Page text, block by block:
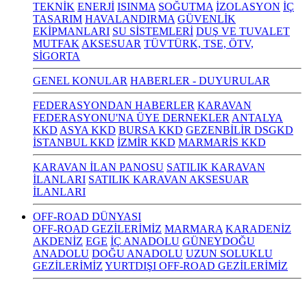
TEKNİK ENERJİ ISINMA SOĞUTMA İZOLASYON İÇ
TASARIM HAVALANDIRMA GÜVENLİK
EKİPMANLARI SU SİSTEMLERİ DUŞ VE TUVALET
MUTFAK AKSESUAR TÜVTÜRK, TSE, ÖTV,
SİGORTA
GENEL KONULAR HABERLER - DUYURULAR
FEDERASYONDAN HABERLER KARAVAN
FEDERASYONU'NA ÜYE DERNEKLER ANTALYA
KKD ASYA KKD BURSA KKD GEZENBİLİR DSGKD
İSTANBUL KKD İZMİR KKD MARMARİS KKD
KARAVAN İLAN PANOSU SATILIK KARAVAN
İLANLARI SATILIK KARAVAN AKSESUAR
İLANLARI
OFF-ROAD DÜNYASI
OFF-ROAD GEZİLERİMİZ MARMARA KARADENİZ
AKDENİZ EGE İÇ ANADOLU GÜNEYDOĞU
ANADOLU DOĞU ANADOLU UZUN SOLUKLU
GEZİLERİMİZ YURTDIŞI OFF-ROAD GEZİLERİMİZ